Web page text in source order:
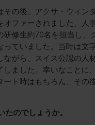
その後、アクサ・ウィン
オファーされました。人
研修生約70名を担当し、
っていました。当時は文
ながら、スイス公認の人
しました。幸いなことに
ート時はもちろん、その
のでしょうか。